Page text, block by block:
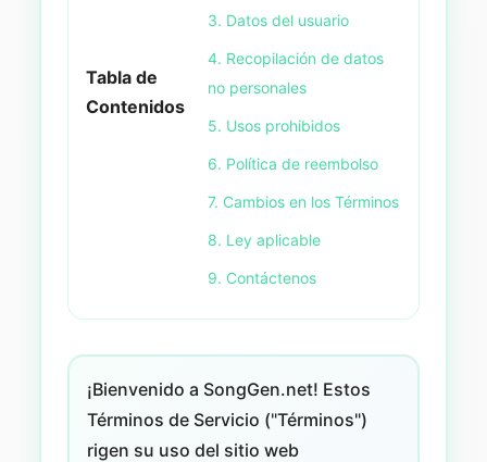
Tabla de
Contenidos
3. Datos del usuario
4. Recopilación de datos
no personales
5. Usos prohibidos
6. Política de reembolso
7. Cambios en los Términos
8. Ley aplicable
9. Contáctenos
¡Bienvenido a SongGen.net! Estos
Términos de Servicio ("Términos")
rigen su uso del sitio web